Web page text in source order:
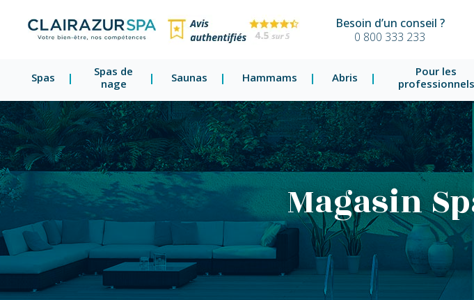
Besoin d’un conseil ?
0 800 333 233
Spas
Spas de
nage
Saunas Hammams Abris
Pour les
professionnels
Magasin